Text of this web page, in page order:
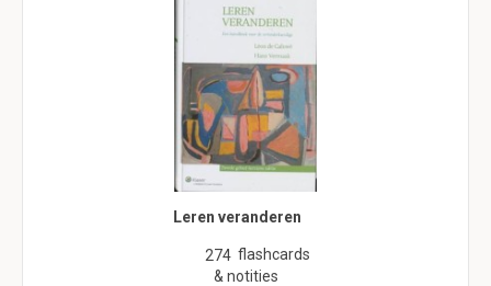
Leren veranderen
274 flashcards
& notities